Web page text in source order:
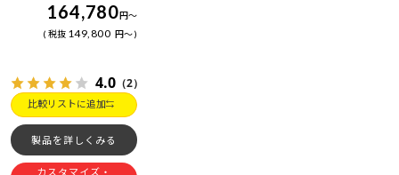
164,780円～
税抜 149,800 円～
4.0 （2）
比較リストに追加
製品を詳しくみる
カスタマイズ・